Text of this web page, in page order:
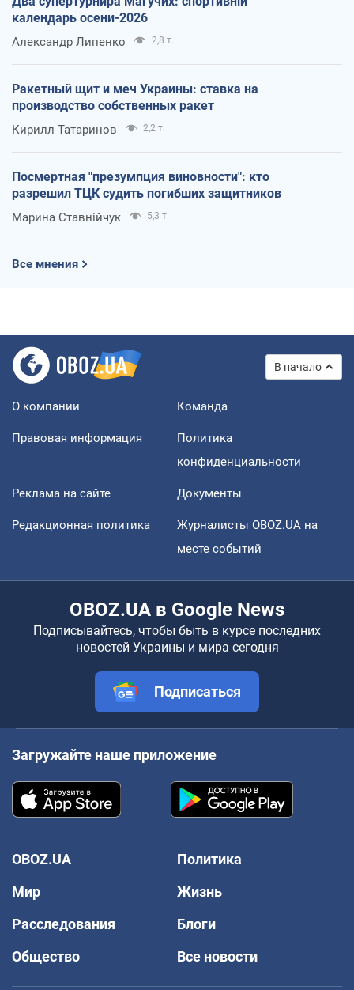
календарь осени-2026
Александр Липенко 2,8 т.
Ракетный щит и меч Украины: ставка на
производство собственных ракет
Кирилл Татаринов 2,2 т.
Посмертная "презумпция виновности": кто
разрешил ТЦК судить погибших защитников
Марина Ставнійчук 5,3 т.
Все мнения
В начало
О компании Команда
Правовая информация
Политика
конфиденциальности
Реклама на сайте Документы
Редакционная политика
Журналисты OBOZ.UA на
месте событий
OBOZ.UA в Google News
Подписывайтесь, чтобы быть в курсе последних
новостей Украины и мира сегодня
Подписаться
Загружайте наше приложение
OBOZ.UA
Политика
Мир
Жизнь
Расследования
Блоги
Общество
Все новости